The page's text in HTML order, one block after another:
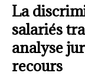
La
salariés
analyse
recours